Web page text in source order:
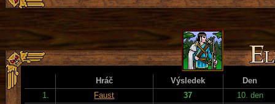
Hráč Výsledek
Den
1.
Faust 37
10. den